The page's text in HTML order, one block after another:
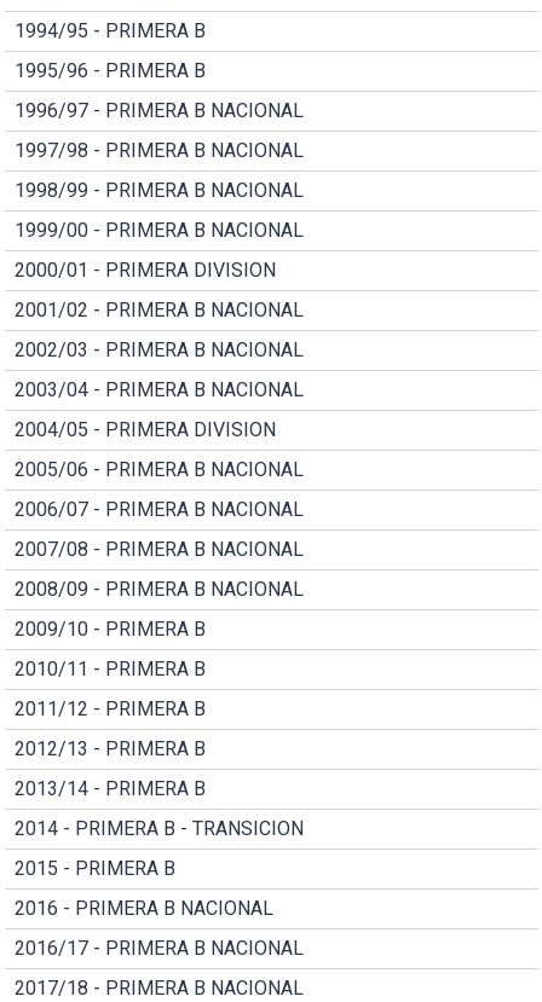
1994/95 - PRIMERA B
1995/96 - PRIMERA B
1996/97 - PRIMERA B NACIONAL
1997/98 - PRIMERA B NACIONAL
1998/99 - PRIMERA B NACIONAL
1999/00 - PRIMERA B NACIONAL
2000/01 - PRIMERA DIVISION
2001/02 - PRIMERA B NACIONAL
2002/03 - PRIMERA B NACIONAL
2003/04 - PRIMERA B NACIONAL
2004/05 - PRIMERA DIVISION
2005/06 - PRIMERA B NACIONAL
2006/07 - PRIMERA B NACIONAL
2007/08 - PRIMERA B NACIONAL
2008/09 - PRIMERA B NACIONAL
2009/10 - PRIMERA B
2010/11 - PRIMERA B
2011/12 - PRIMERA B
2012/13 - PRIMERA B
2013/14 - PRIMERA B
2014 - PRIMERA B - TRANSICION
2015 - PRIMERA B
2016 - PRIMERA B NACIONAL
2016/17 - PRIMERA B NACIONAL
2017/18 - PRIMERA B NACIONAL